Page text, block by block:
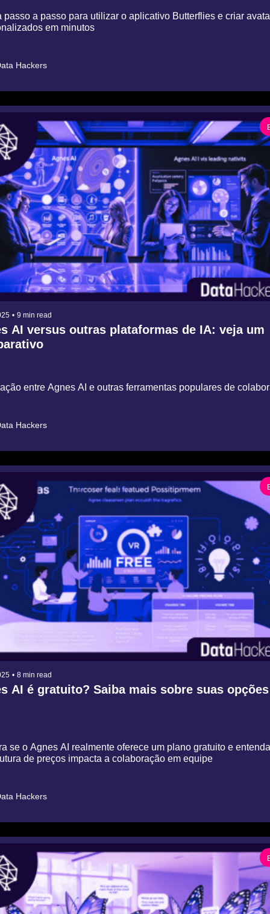
passo a passo para utilizar o aplicativo Butterflies e criar
em minutos
Hackers
• 9 min read
AI versus outras plataformas de IA: veja um
entre Agnes AI e outras ferramentas populares de
Hackers
• 8 min read
AI é gratuito? Saiba mais sobre suas
se o Agnes AI realmente oferece um plano gratuito e
de preços impacta a colaboração em equipe
Hackers